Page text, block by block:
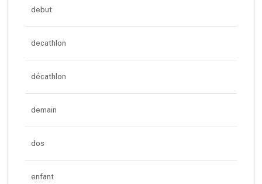
debut
decathlon
décathlon
demain
dos
enfant